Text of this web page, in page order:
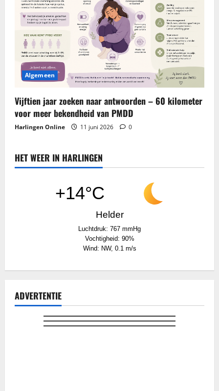
Algemeen
Vijftien jaar zoeken naar antwoorden – 60 kilometer
voor meer bekendheid van PMDD
Harlingen Online 11 juni 2026 0
HET WEER IN HARLINGEN
+14°C
Helder
Luchtdruk: 767 mmHg
Vochtigheid: 90%
Wind: NW, 0.1 m/s
ADVERTENTIE